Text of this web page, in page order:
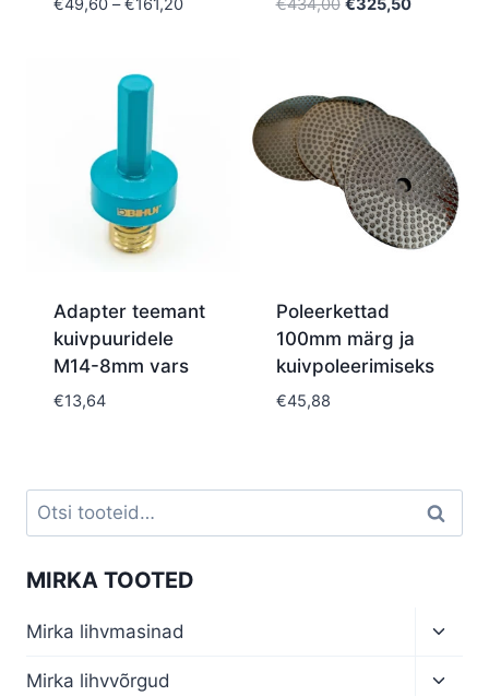
€49,60 – €161,20 €434,00 €325,50
Adapter teemant
kuivpuuridele
M14-8mm vars
€13,64
Poleerkettad
100mm märg ja
kuivpoleerimiseks
€45,88
Otsi: Otsi
MIRKA TOOTED
Mirka lihvmasinad
menu
Mirka lihvvõrgud